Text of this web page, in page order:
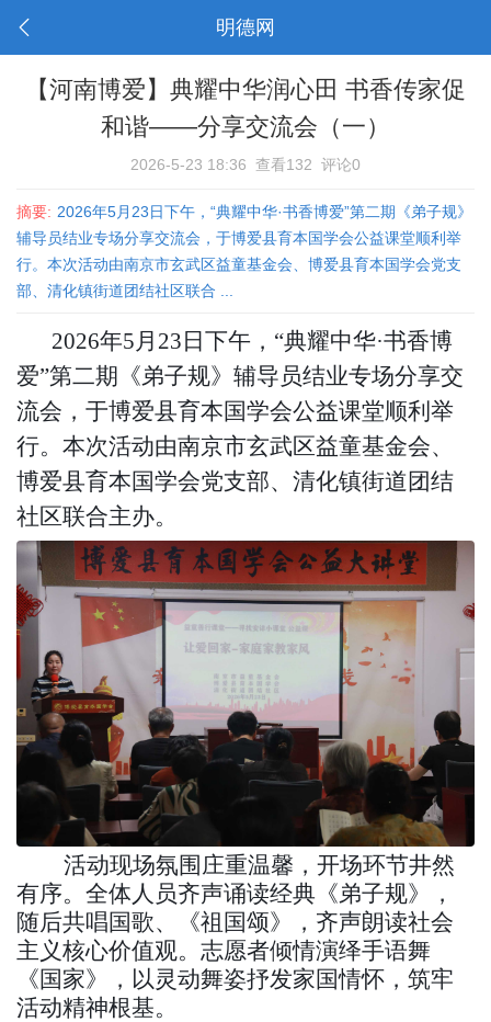
明德网
【河南博爱】典耀中华润心田 书香传家促
和谐——分享交流会（一）
2026-5-23 18:36 查看132 评论0
摘要: 2026年5月23日下午，“典耀中华·书香博爱”第二期《弟子规》
辅导员结业专场分享交流会，于博爱县育本国学会公益课堂顺利举
行。本次活动由南京市玄武区益童基金会、博爱县育本国学会党支
部、清化镇街道团结社区联合 ...
2026年5月23日下午，“典耀中华·书香博
爱”第二期《弟子规》辅导员结业专场分享交
流会，于博爱县育本国学会公益课堂顺利举
行。本次活动由南京市玄武区益童基金会、
博爱县育本国学会党支部、清化镇街道团结
社区联合主办。
活动现场氛围庄重温馨，开场环节井然
有序。全体人员齐声诵读经典《弟子规》，
随后共唱国歌、《祖国颂》，齐声朗读社会
主义核心价值观。志愿者倾情演绎手语舞
《国家》，以灵动舞姿抒发家国情怀，筑牢
活动精神根基。